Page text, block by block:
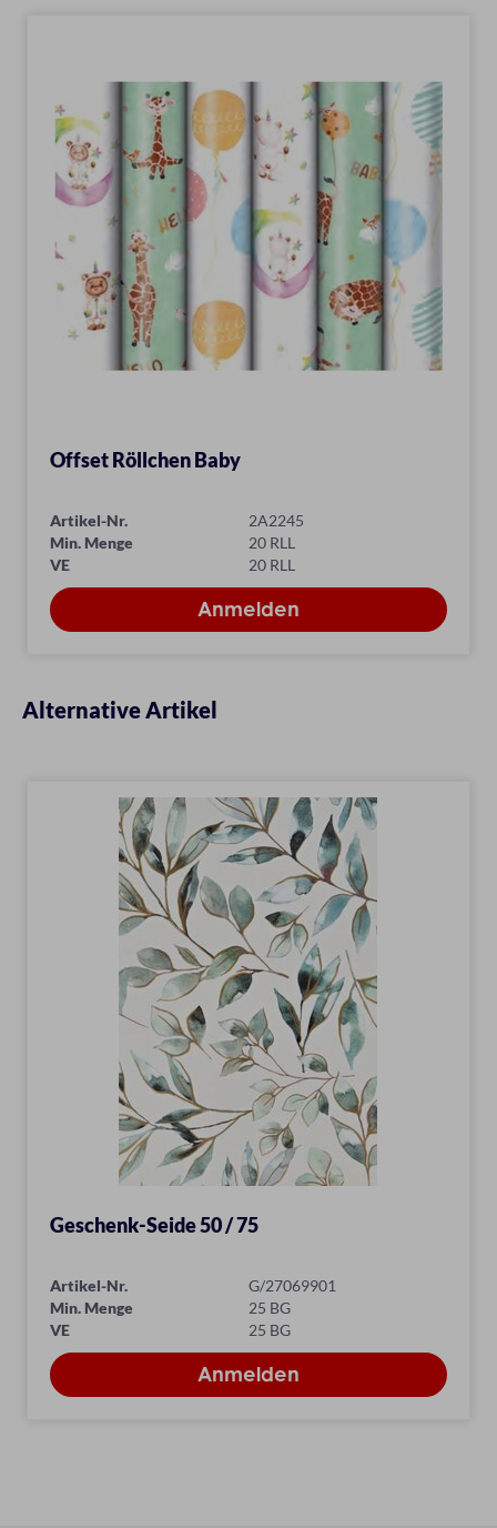
Offset Röllchen Baby
Artikel-Nr.
2A2245
Min. Menge
20 RLL
VE
20 RLL
Alternative Artikel
Geschenk-Seide 50 / 75
Artikel-Nr.
G/27069901
Min. Menge
25 BG
VE
25 BG